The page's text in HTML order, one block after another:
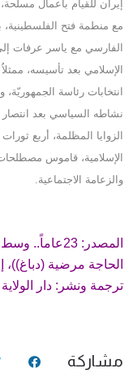
إيران للقيام بأعمال
مع منطمة فتح الفلسطينية،
الفارسي مع ياسر عرفات
الإسلامي بعد تأسيسه،
انتخابات رئاسة
نشاطه السياسي بعد انتصار
الزوايا المظلمة، أربع
الإسلامية، قاموس مصطلحات
والزعامة الاجتماعية.
المصدر:
الحاجة مرضية
ترجمة ونشر: دار الولاية
مشاركة